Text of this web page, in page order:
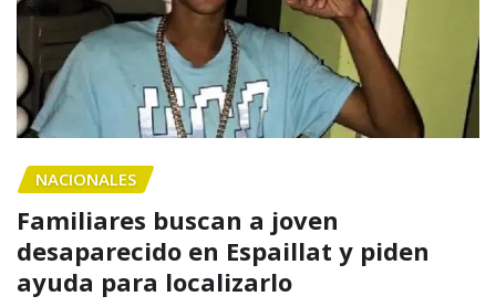
NACIONALES
Familiares buscan a joven
desaparecido en Espaillat y piden
ayuda para localizarlo